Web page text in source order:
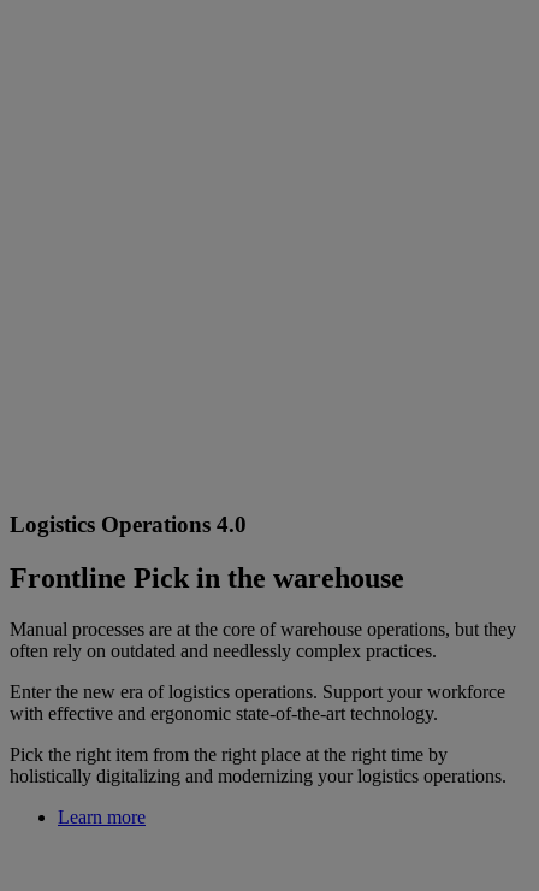
Logistics Operations 4.0
Frontline Pick in the warehouse
Manual processes are at the core of warehouse operations, but they
often rely on outdated and needlessly complex practices.
Enter the new era of logistics operations. Support your workforce
with effective and ergonomic state-of-the-art technology.
Pick the right item from the right place at the right time by
holistically digitalizing and modernizing your logistics operations.
Learn more